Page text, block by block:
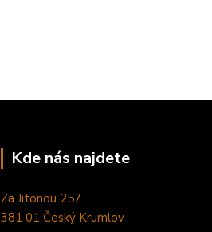
Kde nás najdete
Za Jitonou 257
381 01 Český Krumlov